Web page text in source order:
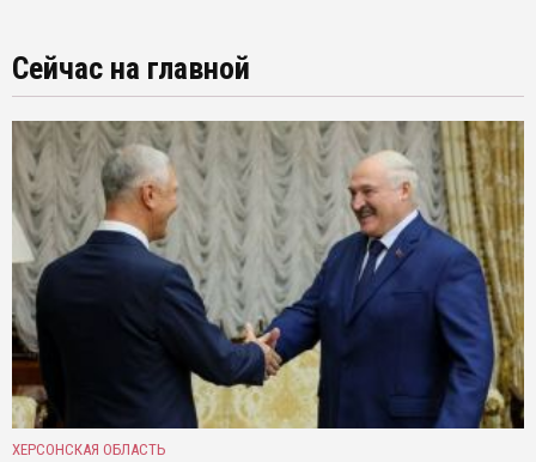
Сейчас на главной
ХЕРСОНСКАЯ ОБЛАСТЬ